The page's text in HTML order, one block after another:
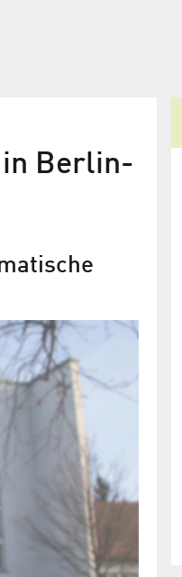
in Berlin-
wird
saniert
das Studiogebäude S5